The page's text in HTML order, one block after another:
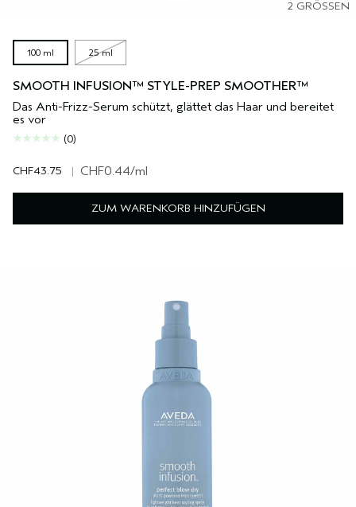
2 GRÖSSEN
100 ml 25 ml
SMOOTH INFUSION™ STYLE-PREP SMOOTHER™
Das Anti-Frizz-Serum schützt, glättet das Haar und bereitet
es vor
(0)
CHF43.75 | CHF0.44/ml
ZUM WARENKORB HINZUFÜGEN